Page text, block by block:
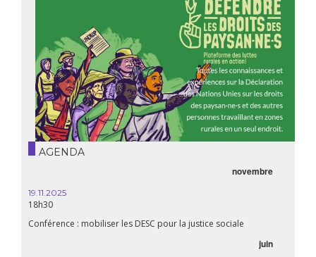
AGENDA
novembre
19.11.2025
18h30
Conférence : mobiliser les DESC pour la justice sociale
juin